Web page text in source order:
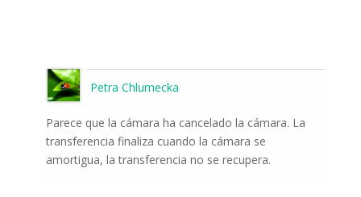
Petra Chlumecka
Parece que la cámara ha cancelado la cámara. La
transferencia finaliza cuando la cámara se
amortigua, la transferencia no se recupera.